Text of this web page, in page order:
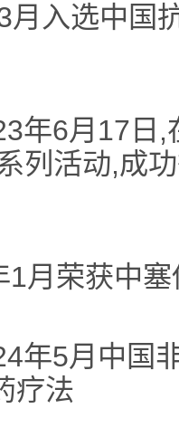
月入选中国
6月17日,
列活动,成
1月荣获中
5月中国非
疗法